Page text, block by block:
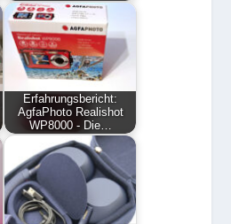
Erfahrungsbericht:
AgfaPhoto Realishot
WP8000 - Die…